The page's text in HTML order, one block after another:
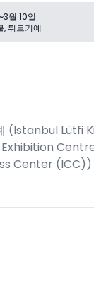
월 10일
, 튀르키예
(Istanbul Lütfi
Center (ICC))